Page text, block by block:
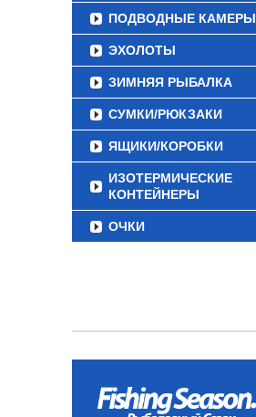
ПОДВОДНЫЕ КАМЕРЫ
ЭХОЛОТЫ
ЗИМНЯЯ РЫБАЛКА
СУМКИ/РЮКЗАКИ
ЯЩИКИ/КОРОБКИ
ИЗОТЕРМИЧЕСКИЕ
КОНТЕЙНЕРЫ
ОЧКИ